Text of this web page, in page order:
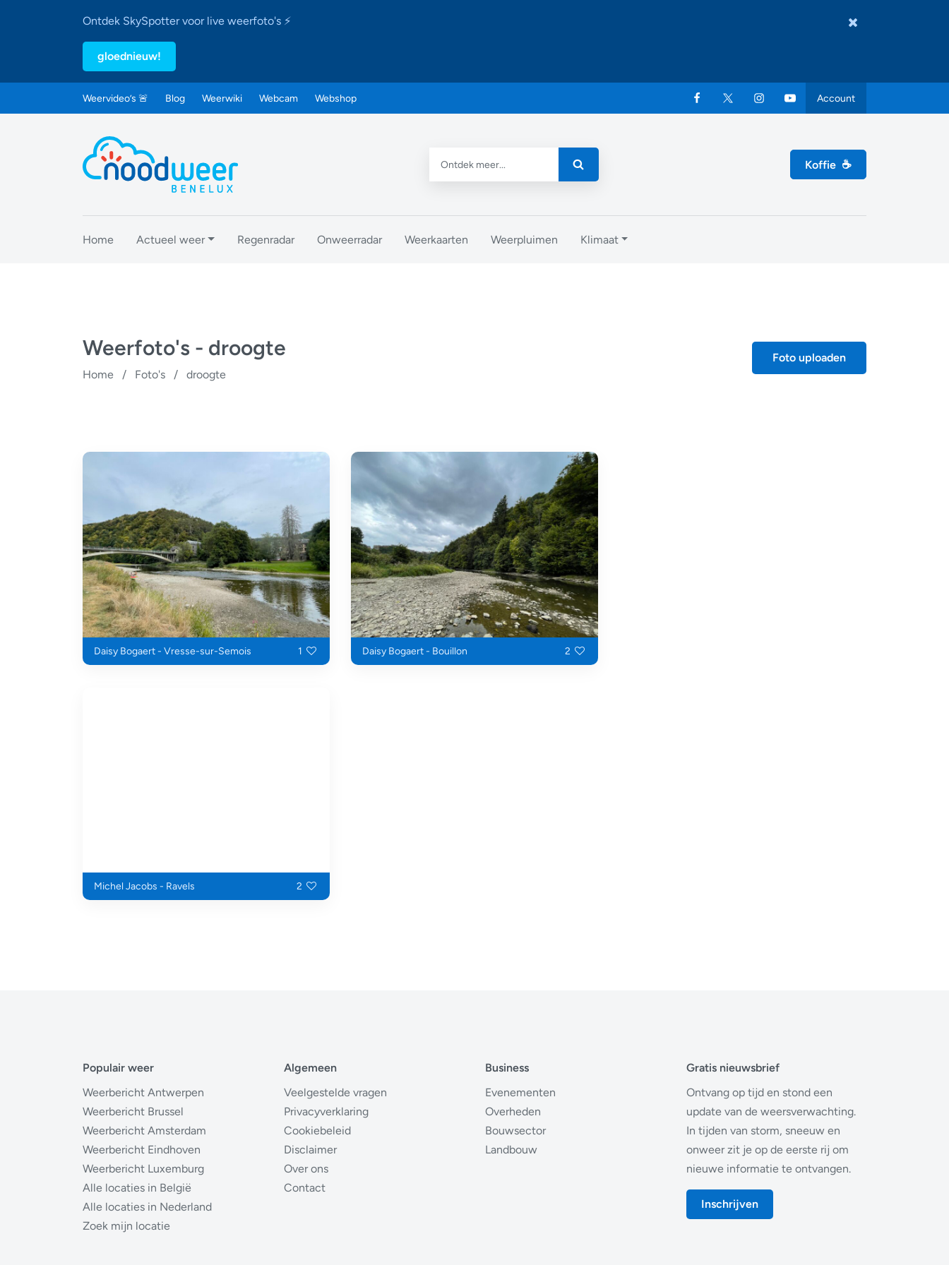
Ontdek SkySpotter voor live weerfoto's ⚡
gloednieuw!
Weervideo’s 🚨 Blog Weerwiki Webcam Webshop Account
Koffie ☕
Home Actueel weer Regenradar Onweerradar Weerkaarten Weerpluimen Klimaat
Weerfoto's - droogte
Home / Foto's / droogte
Foto uploaden
Daisy Bogaert - Vresse-sur-Semois 1 Daisy Bogaert - Bouillon 2
Michel Jacobs - Ravels 2
Populair weer
Weerbericht Antwerpen
Weerbericht Brussel
Weerbericht Amsterdam
Weerbericht Eindhoven
Weerbericht Luxemburg
Alle locaties in België
Alle locaties in Nederland
Zoek mijn locatie
Algemeen
Veelgestelde vragen
Privacyverklaring
Cookiebeleid
Disclaimer
Over ons
Contact
Business
Evenementen
Overheden
Bouwsector
Landbouw
Gratis nieuwsbrief
Ontvang op tijd en stond een
update van de weersverwachting.
In tijden van storm, sneeuw en
onweer zit je op de eerste rij om
nieuwe informatie te ontvangen.
Inschrijven